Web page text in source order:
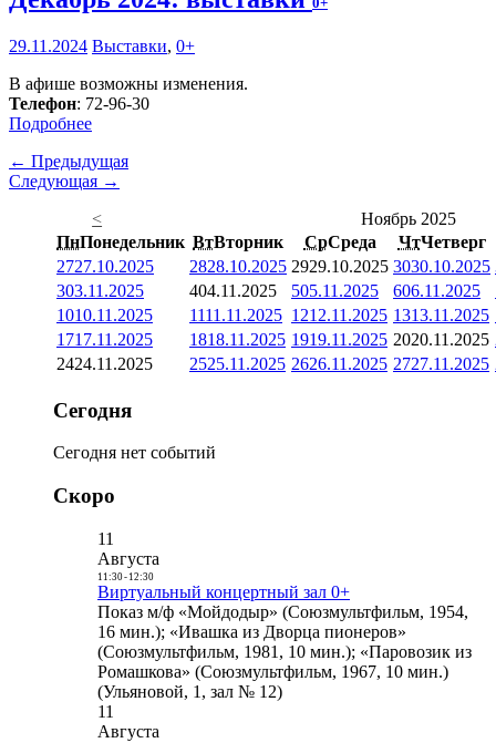
29.11.2024 Выставки, 0+
В афише возможны изменения.
Телефон: 72-96-30
Подробнее
← Предыдущая
Следующая →
<
Ноябрь 2025
ПнПонедельник ВтВторник СрСреда ЧтЧетверг
2727.10.2025 2828.10.2025 2929.10.2025 3030.10.2025
303.11.2025 404.11.2025 505.11.2025 606.11.2025
1010.11.2025 1111.11.2025 1212.11.2025 1313.11.2025
1717.11.2025 1818.11.2025 1919.11.2025 2020.11.2025
2424.11.2025 2525.11.2025 2626.11.2025 2727.11.2025
Сегодня
Сегодня нет событий
Скоро
11
Августа
11:30- 12:30
Виртуальный концертный зал 0+
Показ м/ф «Мойдодыр» (Союзмультфильм, 1954,
16 мин.); «Ивашка из Дворца пионеров»
(Союзмультфильм, 1981, 10 мин.); «Паровозик из
Ромашкова» (Союзмультфильм, 1967, 10 мин.)
(Ульяновой, 1, зал № 12)
11
Августа